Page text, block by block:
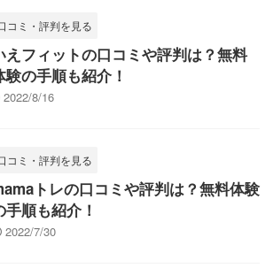
コミ・評判を見る
えフィットの口コミや評判は？無料
験の手順も紹介！
2022/8/16
コミ・評判を見る
トレの口コミや評判は？無料体験
手順も紹介！
2022/7/30